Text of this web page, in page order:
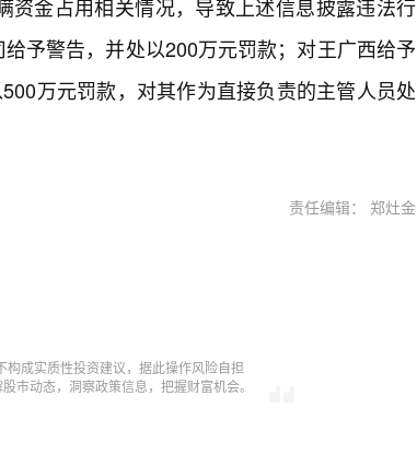
金占用相关情况，导致上述信息披露违法行
予警告，并处以200万元罚款；对王广西给予
万元罚款，对其作为直接负责的主管人员处
责任编辑： 郑灶金
成实质性投资建议，据此操作风险自担
市动态，洞察政策信息，把握财富机会。